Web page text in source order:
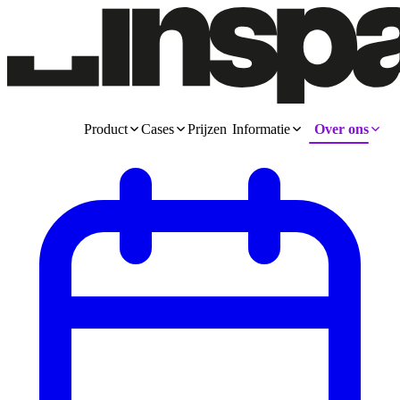
Product Cases Prijzen Informatie Over ons